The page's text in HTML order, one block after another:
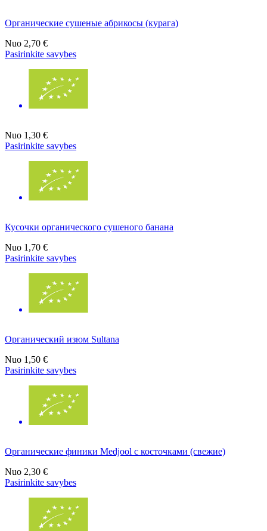
Органические сушеные абрикосы (курага)
Nuo 2,70 €
Pasirinkite savybes
Nuo 1,30 €
Pasirinkite savybes
Кусочки органического сушеного банана
Nuo 1,70 €
Pasirinkite savybes
Органический изюм Sultana
Nuo 1,50 €
Pasirinkite savybes
Органические финики Medjool с косточками (свежие)
Nuo 2,30 €
Pasirinkite savybes